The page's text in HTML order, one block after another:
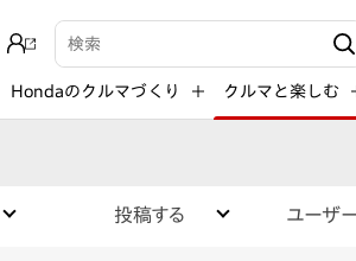
検索キーワード入力
Hondaのクルマづくり クルマと楽しむ
投稿する ユーザ